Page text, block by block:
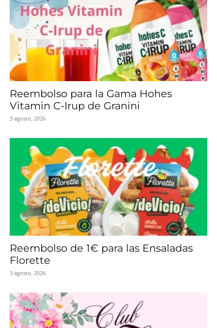
Reembolso para la Gama Hohes
Vitamin C-Irup de Granini
3 agosto, 2026
Reembolso de 1€ para las Ensaladas
Florette
3 agosto, 2026